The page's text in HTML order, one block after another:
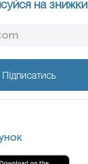
на знижки
Підписатись